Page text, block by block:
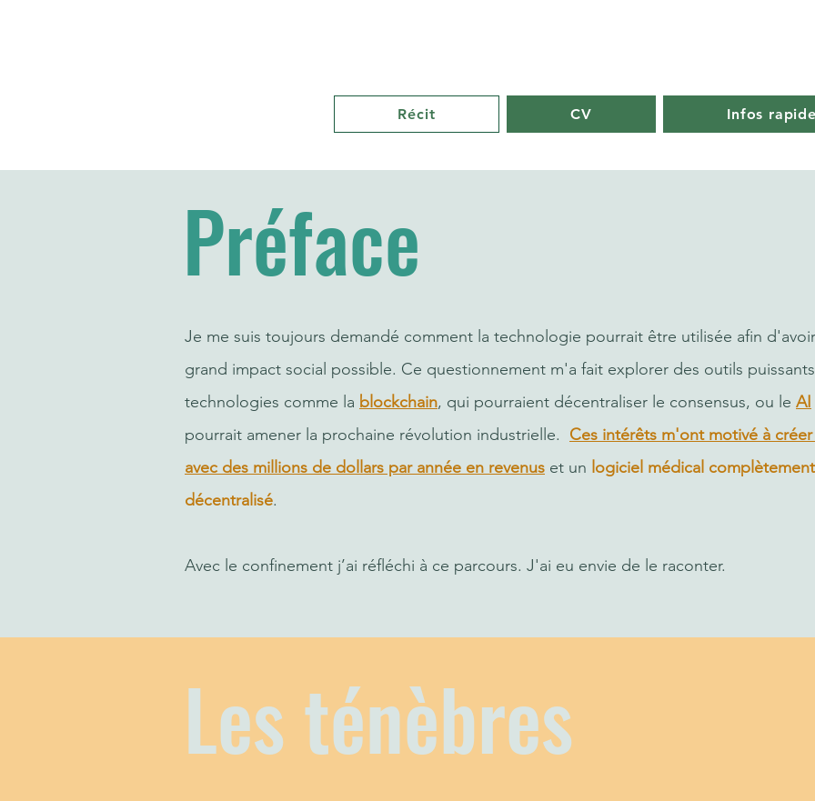
Récit CV Infos
Préface
Je me suis toujours demandé comment la technologie pourrait être utilisée afin
grand impact social possible. Ce questionnement m'a fait explorer des outils
technologies comme la blockchain, qui pourraient décentraliser le consensus, ou le AI
pourrait amener la prochaine révolution industrielle. Ces intérêts m'ont motivé à créer
avec des millions de dollars par année en revenus et un logiciel médical complètement
décentralisé.
Avec le confinement j’ai réfléchi à ce parcours. J'ai eu envie de le raconter.
Les ténèbres